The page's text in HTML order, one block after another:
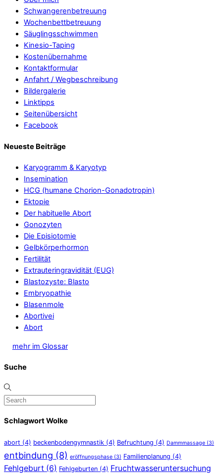
Schwangerenbetreuung
Wochenbettbetreuung
Säuglingsschwimmen
Kinesio-Taping
Kostenübernahme
Kontaktformular
Anfahrt / Wegbeschreibung
Bildergalerie
Linktipps
Seitenübersicht
Facebook
Neueste Beiträge
Karyogramm & Karyotyp
Insemination
HCG (humane Chorion-Gonadotropin)
Ektopie
Der habituelle Abort
Gonozyten
Die Episiotomie
Gelbkörperhormon
Fertilität
Extrauteringravidität (EUG)
Blastozyste: Blasto
Embryopathie
Blasenmole
Abortivei
Abort
mehr im Glossar
Suche
Schlagwort Wolke
abort (4) beckenbodengymnastik (4) Befruchtung (4) Dammmassage (3)
entbindung (8) eröffnungsphase (3) Familienplanung (4)
Fehlgeburt (6) Fehlgeburten (4) Fruchtwasseruntersuchung